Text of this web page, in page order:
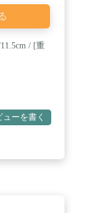
/ [重
ューを書く